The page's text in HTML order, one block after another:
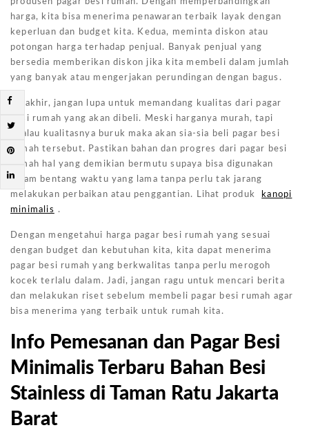
produsen pagar besi rumah. Dengan memperbandingkan
harga, kita bisa menerima penawaran terbaik layak dengan
keperluan dan budget kita. Kedua, meminta diskon atau
potongan harga terhadap penjual. Banyak penjual yang
bersedia memberikan diskon jika kita membeli dalam jumlah
yang banyak atau mengerjakan perundingan dengan bagus.
Terakhir, jangan lupa untuk memandang kualitas dari pagar
besi rumah yang akan dibeli. Meski harganya murah, tapi
jikalau kualitasnya buruk maka akan sia-sia beli pagar besi
rumah tersebut. Pastikan bahan dan progres dari pagar besi
rumah hal yang demikian bermutu supaya bisa digunakan
dalam bentang waktu yang lama tanpa perlu tak jarang
melakukan perbaikan atau penggantian. Lihat produk
kanopi
minimalis .
Dengan mengetahui harga pagar besi rumah yang sesuai
dengan budget dan kebutuhan kita, kita dapat menerima
pagar besi rumah yang berkwalitas tanpa perlu merogoh
kocek terlalu dalam. Jadi, jangan ragu untuk mencari berita
dan melakukan riset sebelum membeli pagar besi rumah agar
bisa menerima yang terbaik untuk rumah kita.
Info Pemesanan dan Pagar Besi
Minimalis Terbaru Bahan Besi
Stainless di Taman Ratu Jakarta
Barat